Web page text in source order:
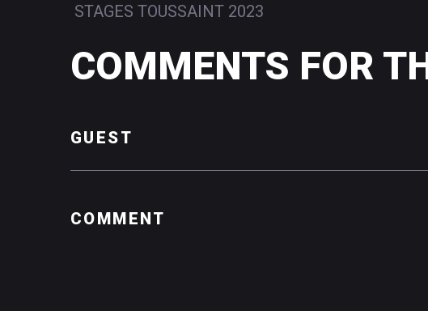
STAGES TOUSSAINT 2023
COMMENTS FOR